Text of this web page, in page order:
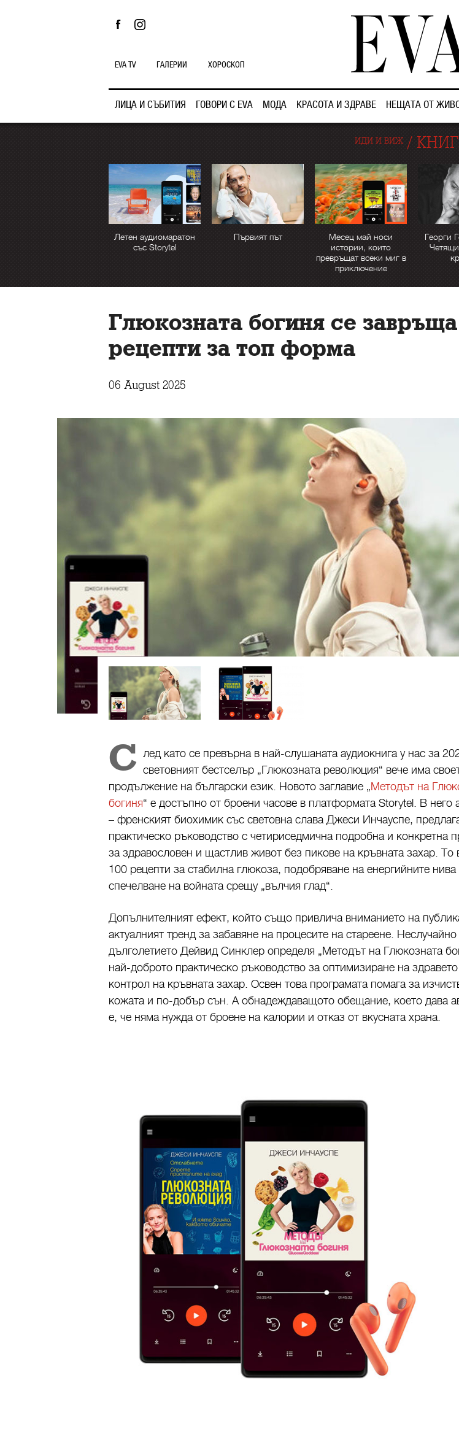
ЛИЦА И СЪБИТИЯ ГОВОРИ С EVA МОДА КРАСОТА И ЗДРАВЕ НЕЩАТА ОТ
EVA TV ГАЛЕРИИ ХОРОСКОП
ИДИ И ВИЖ /
Летен аудиомаратон
със Storytel
Първият път
Месец май носи
истории, които
превръщат всеки миг в
приключение
Георги
Глюкозната богиня се
рецепти за топ форма
06 August 2025
С лед като се превърна в най-слушаната аудиокнига у нас за
световният бестселър „Глюкозната революция“ вече има
продължение на български език. Новото заглавие „Методът на
богиня“ е достъпно от броени часове в платформата Storytel. В него
– френският биохимик със световна слава Джеси Инчауспе,
практическо ръководство с четириседмична подробна и конкретна
за здравословен и щастлив живот без пикове на кръвната захар. То
100 рецепти за стабилна глюкоза, подобряване на енергийните нива
спечелване на войната срещу „вълчия глад“.
Допълнителният ефект, който също привлича вниманието на
актуалният тренд за забавяне на процесите на стареене. Неслучайно
дълголетието Дейвид Синклер определя „Методът на Глюкозната
най-доброто практическо ръководство за оптимизиране на
контрол на кръвната захар. Освен това програмата помага за
кожата и по-добър сън. А обнадеждаващото обещание, което дава
е, че няма нужда от броене на калории и отказ от вкусната храна.